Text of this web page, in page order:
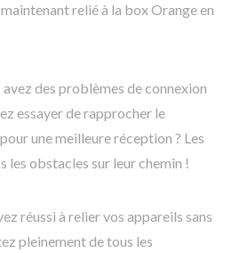
relié à la box Orange en
des problèmes de connexion
essayer de rapprocher le
une meilleure réception ? Les
les obstacles sur leur chemin !
réussi à relier vos appareils sans
pleinement de tous les